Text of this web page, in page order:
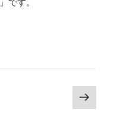
」です。
次
の